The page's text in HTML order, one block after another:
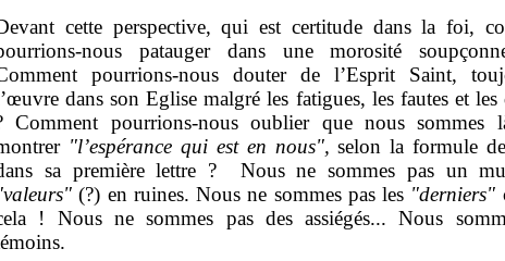
cette perspective, qui est certitude dans la foi,
nous patauger dans une morosité
pourrions-nous douter de l’Esprit Saint,
dans son Eglise malgré les fatigues, les fautes et les
Comment pourrions-nous oublier que nous sommes
"l’espérance qui est en nous",selon la formule
sa première lettre ? Nous ne sommes pas un
(?) en ruines. Nous ne sommes pas les "derniers"
! Nous ne sommes pas des assiégés... Nous